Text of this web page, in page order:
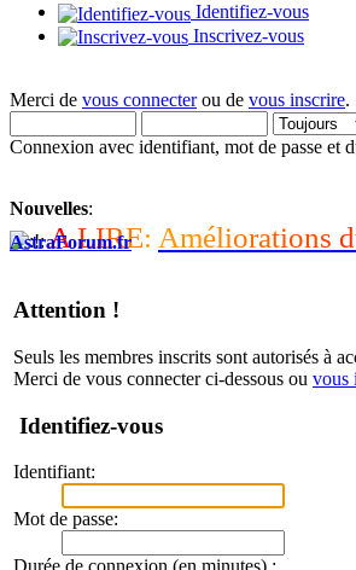
Identifiez-vous
Inscrivez-vous
Merci de vous connecterou de vous inscrire.
Connexion avec identifiant, mot de passe et
Nouvelles:
A LIRE: Améliorations d
AstraForum.fr
Attention !
Seuls les membres inscrits sont autorisés à
Merci de vous connecter ci-dessous ou vous
Identifiez-vous
Identifiant:
Mot de passe: